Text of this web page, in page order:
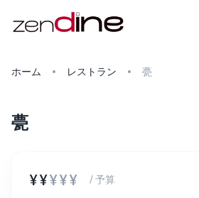
ホーム レストラン 甍
甍
¥¥¥¥¥ / 予算